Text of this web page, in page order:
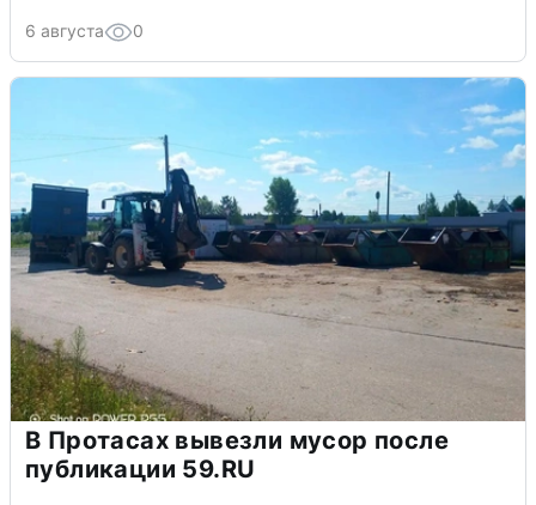
6 августа 0
В Протасах вывезли мусор после
публикации 59.RU